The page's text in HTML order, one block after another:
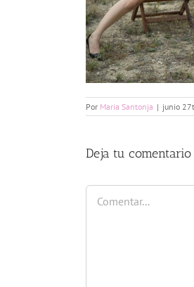
Por Maria Santonja | junio
Deja tu comentario
Comentar